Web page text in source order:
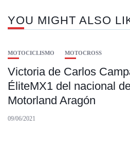
YOU MIGHT ALSO
MOTOCICLISMO MOTOCROSS
Victoria de Carlos
ÉliteMX1 del nacional
Motorland Aragón
09/06/2021